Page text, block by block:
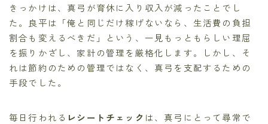
きっかけは、真弓が育休に入り収入が減ったことでし
た。良平は「俺と同じだけ稼げないなら、生活費の負担
割合も変えるべきだ」という、一見もっともらしい理屈
を振りかざし、家計の管理を厳格化します。しかし、そ
れは節約のための管理ではなく、真弓を支配するための
手段でした。
毎日行われる レシートチェック は、真弓にとって尋常で